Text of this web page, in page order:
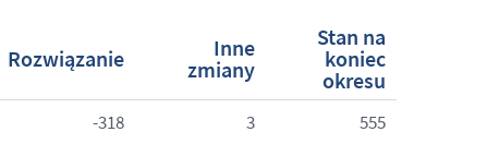
Rozwiązanie Inne
zmiany
Stan na
koniec
okresu
-318 3
555